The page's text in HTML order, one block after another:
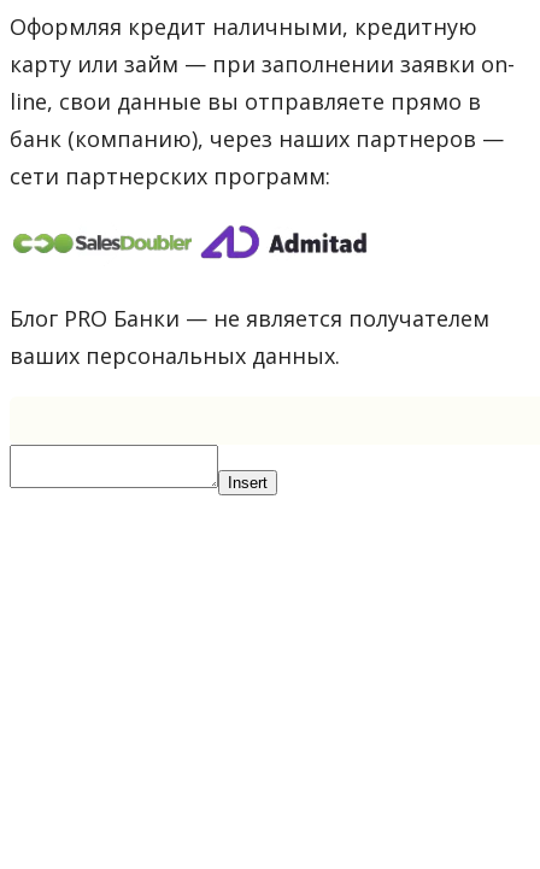
Оформляя кредит наличными, кредитную
карту или займ — при заполнении заявки on-
line, свои данные вы отправляете прямо в
банк (компанию), через наших партнеров —
сети партнерских программ:
Блог PRO Банки — не является получателем
ваших персональных данных.
Insert